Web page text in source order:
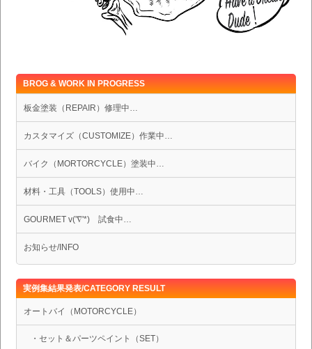
BROG & WORK IN PROGRESS
板金塗装（REPAIR）修理中…
カスタマイズ（CUSTOMIZE）作業中…
バイク（MORTORCYCLE）塗装中…
材料・工具（TOOLS）使用中…
GOURMET v('∇'*) 試食中…
お知らせ/INFO
実例集結果発表/CATEGORY RESULT
オートバイ（MOTORCYCLE）
・セット＆パーツペイント（SET）